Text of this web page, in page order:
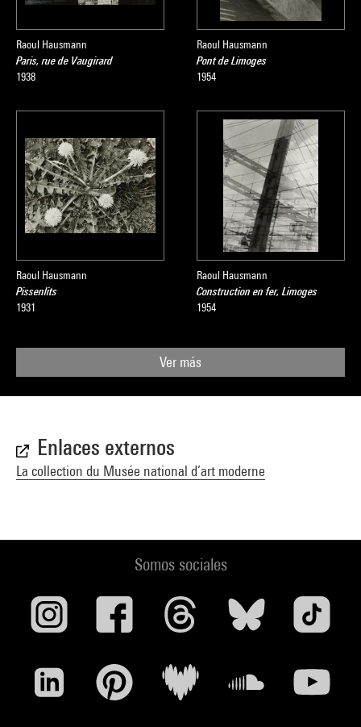
Raoul Hausmann
Paris, rue de Vaugirard
1938
Raoul Hausmann
Pont de Limoges
1954
Raoul Hausmann
Pissenlits
1931
Raoul Hausmann
Construction en fer, Limoges
1954
Ver más
Enlaces externos
La collection du Musée national d’art moderne
Somos sociales